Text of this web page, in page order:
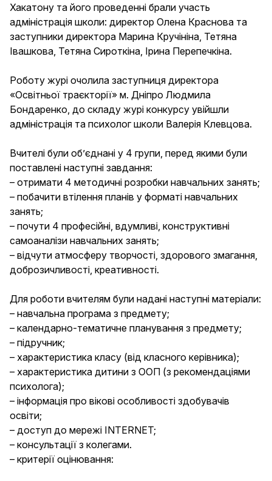
Хакатону та його проведенні брали участь
адміністрація школи: директор Олена Краснова та
заступники директора Марина Кручініна, Тетяна
Івашкова, Тетяна Сироткіна, Ірина Перепечкіна.
Роботу журі очолила заступниця директора
«Освітньої траєкторії» м. Дніпро Людмила
Бондаренко, до складу журі конкурсу увійшли
адміністрація та психолог школи Валерія Клевцова.
Вчителі були об’єднані у 4 групи, перед якими були
поставлені наступні завдання:
– отримати 4 методичні розробки навчальних занять;
– побачити втілення планів у форматі навчальних
занять;
– почути 4 професійні, вдумливі, конструктивні
самоаналізи навчальних занять;
– відчути атмосферу творчості, здорового змагання,
доброзичливості, креативності.
Для роботи вчителям були надані наступні матеріали:
– навчальна програма з предмету;
– календарно-тематичне планування з предмету;
– підручник;
– характеристика класу (від класного керівника);
– характеристика дитини з ООП (з рекомендаціями
психолога);
– інформація про вікові особливості здобувачів
освіти;
– доступ до мережі INTERNET;
– консультації з колегами.
– критерії оцінювання: